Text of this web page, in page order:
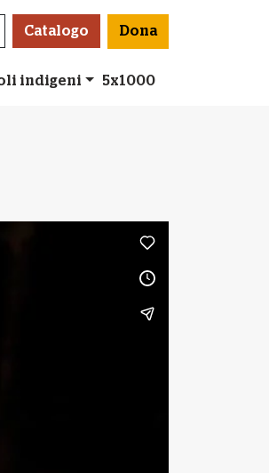
Catalogo Dona
indigeni 5x1000